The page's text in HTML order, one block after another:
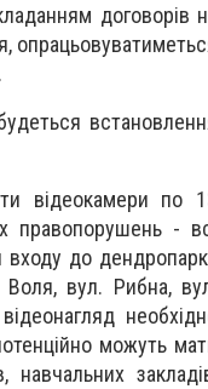
договорів
відеокамери по
правопорушень -
входу до
Воля, вул. Рибна,
можуть
навчальних